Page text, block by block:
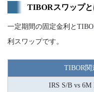
TIBORスワップと
一定期間の固定金利と
利スワップです。
TIBOR関
IRS S/B vs